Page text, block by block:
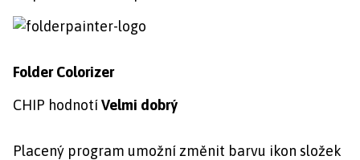
Folder Colorizer
CHIP hodnotíVelmi dobrý
Placený program umožní změnit barvu ikon složek